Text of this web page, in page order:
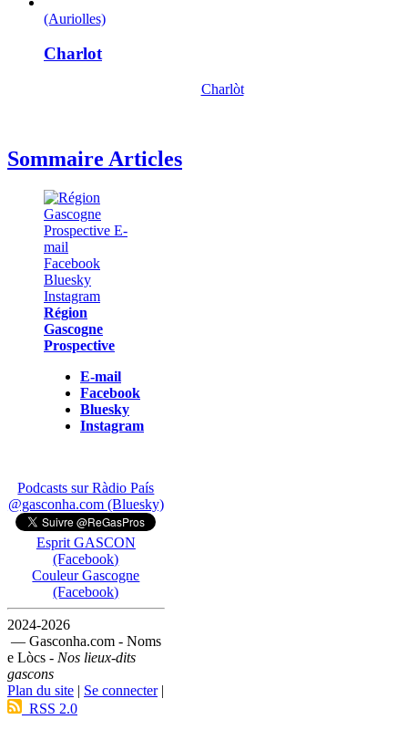
(Auriolles)
Charlot
Charlòt
Sommaire Articles
Région
Gascogne
Prospective
E-mail
Facebook
Bluesky
Instagram
Podcasts sur Ràdio País
@gasconha.com (Bluesky)
Esprit GASCON
(Facebook)
Couleur Gascogne
(Facebook)
2024-2026
— Gasconha.com - Noms
e Lòcs - Nos lieux-dits
gascons
Plan du site | Se connecter|
RSS 2.0